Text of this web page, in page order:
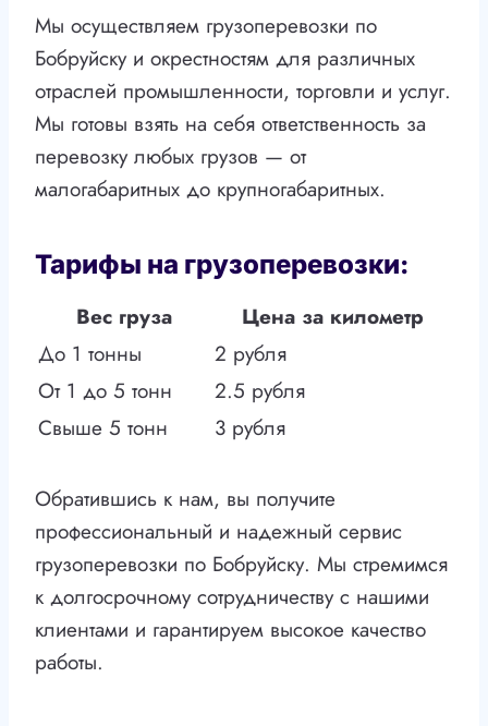
Мы осуществляем грузоперевозки по
Бобруйску и окрестностям для различных
отраслей промышленности, торговли и услуг.
Мы готовы взять на себя ответственность за
перевозку любых грузов — от
малогабаритных до крупногабаритных.
Тарифы на грузоперевозки:
Вес груза
Цена за километр
До 1 тонны
2 рубля
От 1 до 5 тонн
2.5 рубля
Свыше 5 тонн
3 рубля
Обратившись к нам, вы получите
профессиональный и надежный сервис
грузоперевозки по Бобруйску. Мы стремимся
к долгосрочному сотрудничеству с нашими
клиентами и гарантируем высокое качество
работы.